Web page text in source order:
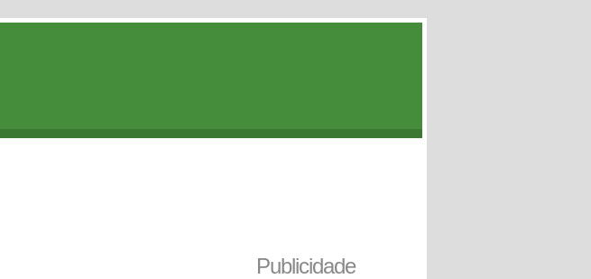
Publicidade